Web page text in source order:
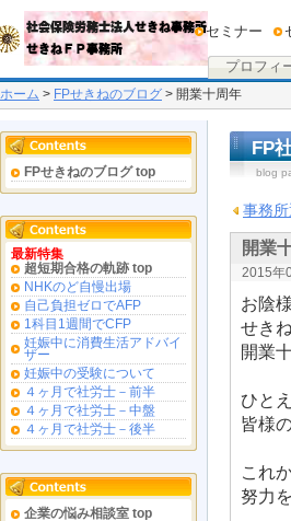
プロフィ
セミナー
ホーム > FPせきねのブログ > 開業十周年
FPせきねのブログ top
最新特集
超短期合格の軌跡 top
NHKのど自慢出場
自己負担ゼロでAFP
1科目1週間でCFP
妊娠中に消費生活アドバイ
ザー
妊娠中の受験について
４ヶ月で社労士－前半
４ヶ月で社労士－中盤
４ヶ月で社労士－後半
企業の悩み相談室 top
FP
blog
事務
開業
2015年
お陰
せき
開業
ひと
皆様
これ
努力